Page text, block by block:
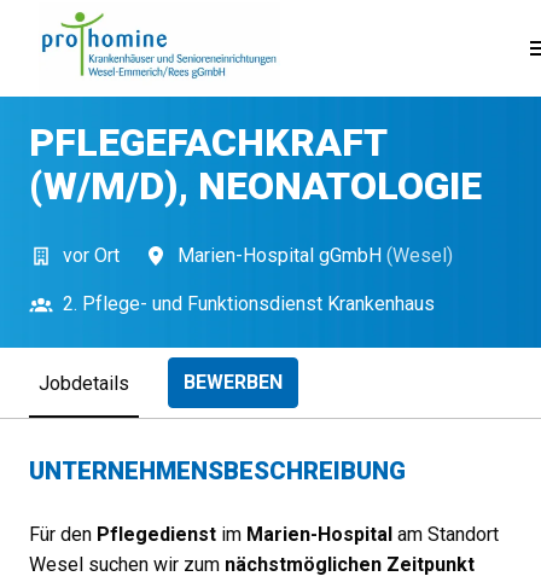
Inhalt
Startseite
PFLEGEFACHKRAFT
(W/M/D), NEONATOLOGIE
vor Ort Marien-Hospital gGmbH (Wesel)
2. Pflege- und Funktionsdienst Krankenhaus
Jobdetails BEWERBEN
UNTERNEHMENSBESCHREIBUNG
Für den Pflegedienst im Marien-Hospital am Standort
Wesel suchen wir zum nächstmöglichen Zeitpunkt